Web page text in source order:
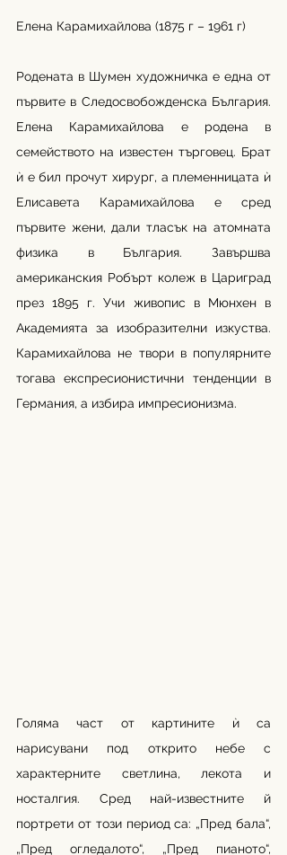
Елена Карамихайлова (1875 г – 1961 г)
Родената в Шумен художничка е една от
първите в Следосвобожденска България.
Елена Карамихайлова е родена в
семейството на известен търговец. Брат
ѝ е бил прочут хирург, а племенницата ѝ
Елисавета Карамихайлова е сред
първите жени, дали тласък на атомната
физика в България. Завършва
американския Робърт колеж в Цариград
през 1895 г. Учи живопис в Мюнхен в
Академията за изобразителни изкуства.
Карамихайлова не твори в популярните
тогава експресионистични тенденции в
Германия, а избира импресионизма.
Голяма част от картините ѝ са
нарисувани под открито небе с
характерните светлина, лекота и
носталгия. Сред най-известните й
портрети от този период са: „Пред бала“,
„Пред огледалото“, „Пред пианото“,